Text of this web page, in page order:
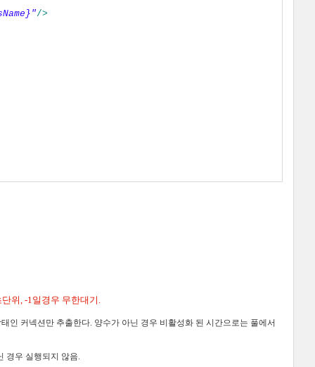
/>
단위, -1일경우 무한대기 .
인 커넥션만 추출한다. 양수가 아닌 경우 비활성화 된 시간으로는 풀에서
경우 실행되지 않음.